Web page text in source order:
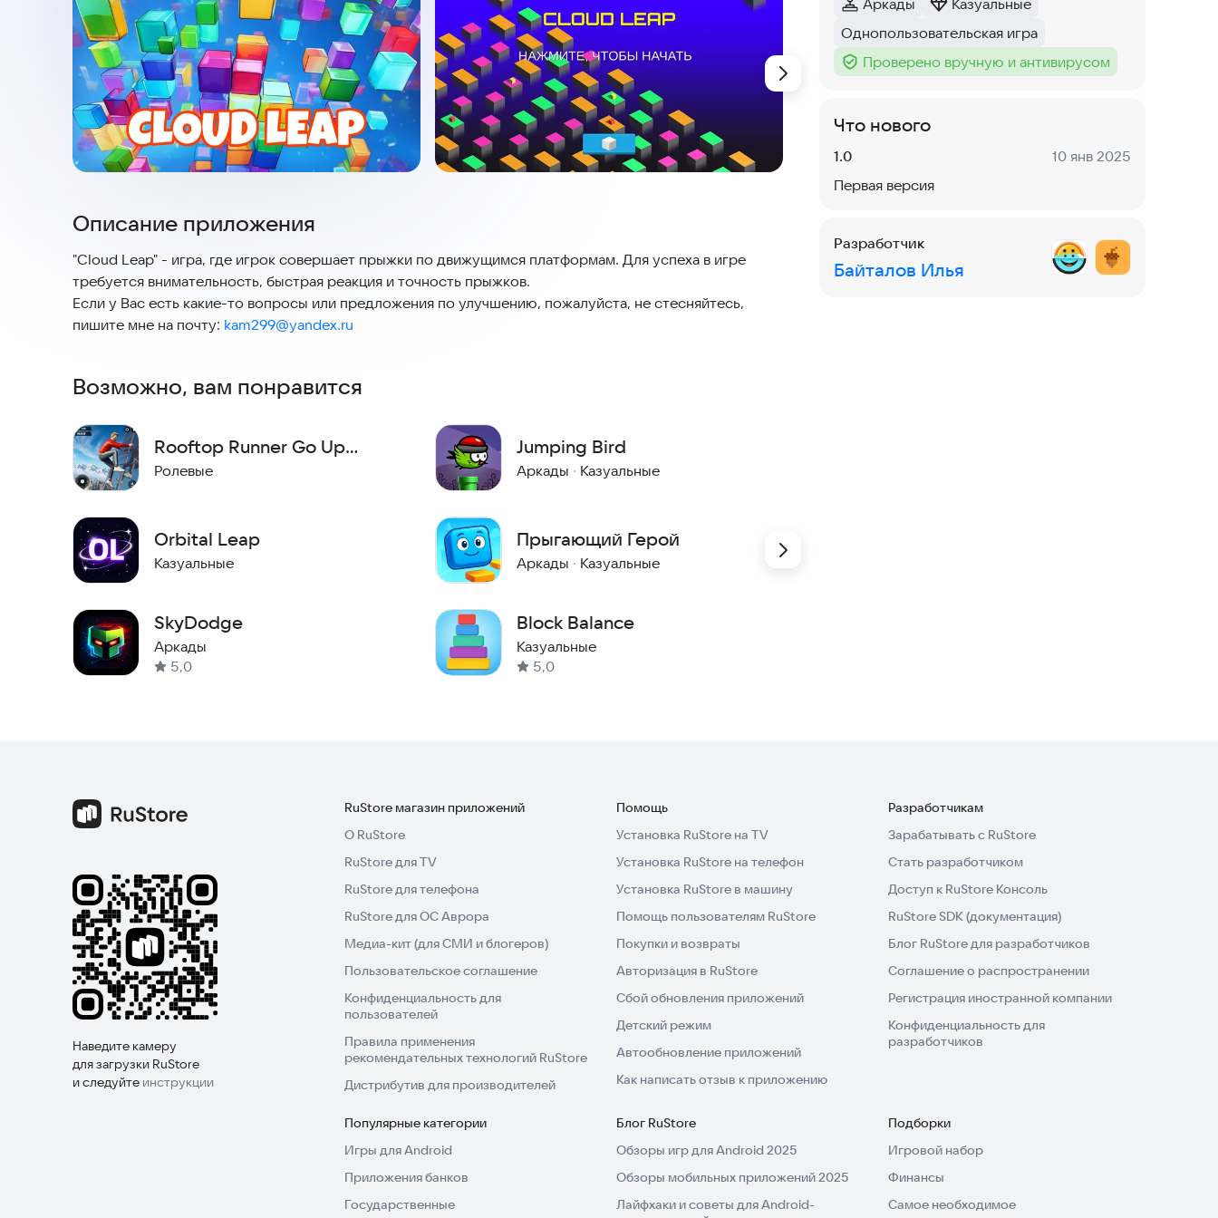
Описание приложения
"Cloud Leap" - игра, где игрок совершает прыжки по движущимся платформам. Для успеха в игре
требуется внимательность, быстрая реакция и точность прыжков.
Если у Вас есть какие-то вопросы или предложения по улучшению, пожалуйста, не стесняйтесь,
пишите мне на почту: kam299@yandex.ru
Возможно, вам понравится
Rooftop Runner Go Up
Parkour
Ролевые
Orbital Leap
Казуальные
SkyDodge
Аркады
5,0
Jumping Bird
Аркады · Казуальные
Прыгающий Герой
Аркады · Казуальные
Block Balance
Казуальные
5,0
Категория:
Аркады
Категория:
Казуальные
Тег:
Однопользовательская игра
Тег :
Проверено вручную и антивирусом
Что нового
Версия:
1.0 Дата:
10 янв 2025
Первая версия
Разработчик
Байталов Илья
Наведите камеру
для загрузки RuStore
и следуйте инструкции
RuStore магазин приложений
О RuStore
RuStore для TV
RuStore для телефона
RuStore для ОС Аврора
Медиа-кит (для СМИ и блогеров)
Пользовательское соглашение
Конфиденциальность для
пользователей
Правила применения
рекомендательных технологий RuStore
Дистрибутив для производителей
Помощь
Установка RuStore на TV
Установка RuStore на телефон
Установка RuStore в машину
Помощь пользователям RuStore
Покупки и возвраты
Авторизация в RuStore
Сбой обновления приложений
Детский режим
Автообновление приложений
Как написать отзыв к приложению
Разработчикам
Зарабатывать с RuStore
Стать разработчиком
Доступ к RuStore Консоль
RuStore SDK (документация)
Блог RuStore для разработчиков
Соглашение о распространении
Регистрация иностранной компании
Конфиденциальность для
разработчиков
Популярные категории
Игры для Android
Приложения банков
Государственные
Блог RuStore
Обзоры игр для Android 2025
Обзоры мобильных приложений 2025
Лайфхаки и советы для Android-
Подборки
Игровой набор
Финансы
Самое необходимое